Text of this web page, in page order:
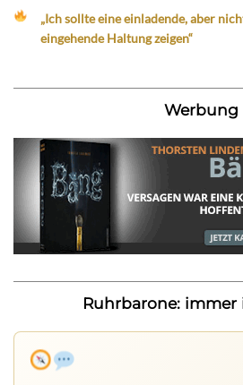
„Ich sollte eine einladende, aber
eingehende Haltung zeigen“
Werbung
Ruhrbarone: